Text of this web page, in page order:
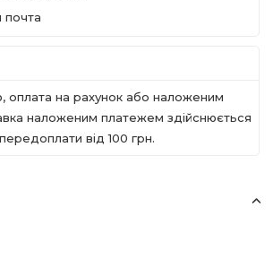
оплата на рахунок або наложеним
наложеним платежем здійснюється
передоплати вiд 100 грн.